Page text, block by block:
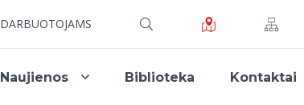
DARBUOTOJAMS
Naujienos Biblioteka Kontaktai